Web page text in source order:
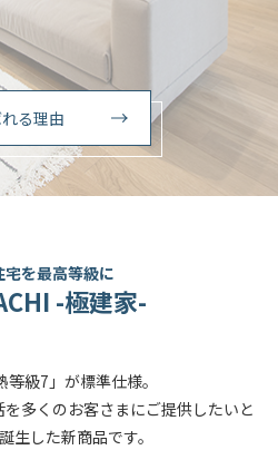
る理由
宅を最高等級に
-極建家-
級7」が標準仕様。
多くのお客さまにご提供したいと
生した新商品です。